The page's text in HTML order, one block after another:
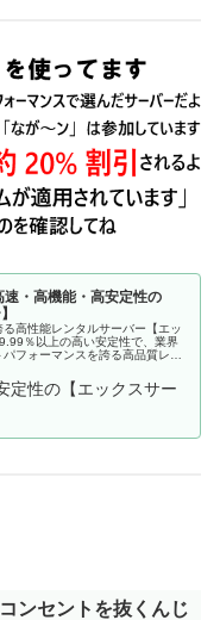
速・高機能・高安定性の
高性能レンタルサーバー【エッ
％以上の高い安定性で、業界
パフォーマンスを誇る高品質レン
定性の【エックスサー
ンセントを抜くんじ